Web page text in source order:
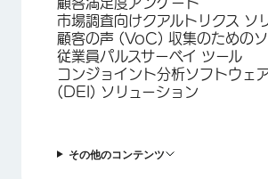
市場調査向けクアルトリクス ソ
顧客の声 (VoC) 収集のための
従業員パルスサーベイ ツール
コンジョイント分析ソフトウェ
(DEI) ソリューション
その他のコンテンツ